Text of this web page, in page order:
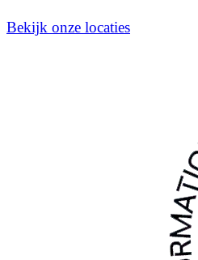
Bekijk onze locaties